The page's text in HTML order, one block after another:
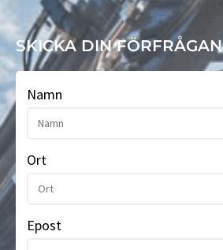
SKICKA DIN FÖRFRÅGAN
Namn
Ort
Epost